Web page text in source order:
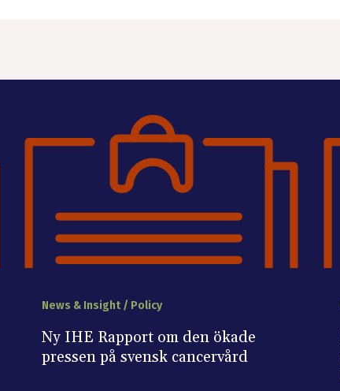
News & Insight / Policy
Ny IHE Rapport om den ökade
pressen på svensk cancervård